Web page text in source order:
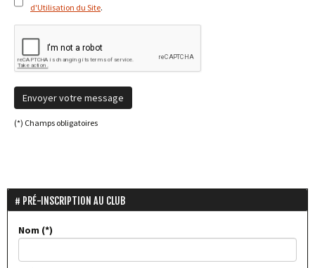
d'Utilisation du Site.
Envoyer votre message
(*) Champs obligatoires
PRÉ-INSCRIPTION AU CLUB
Nom